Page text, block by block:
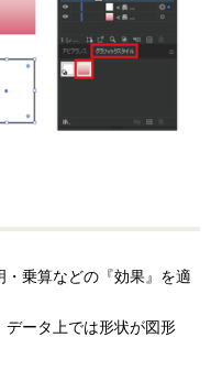
乗算などの『効果』を適
データ上では形状が図形